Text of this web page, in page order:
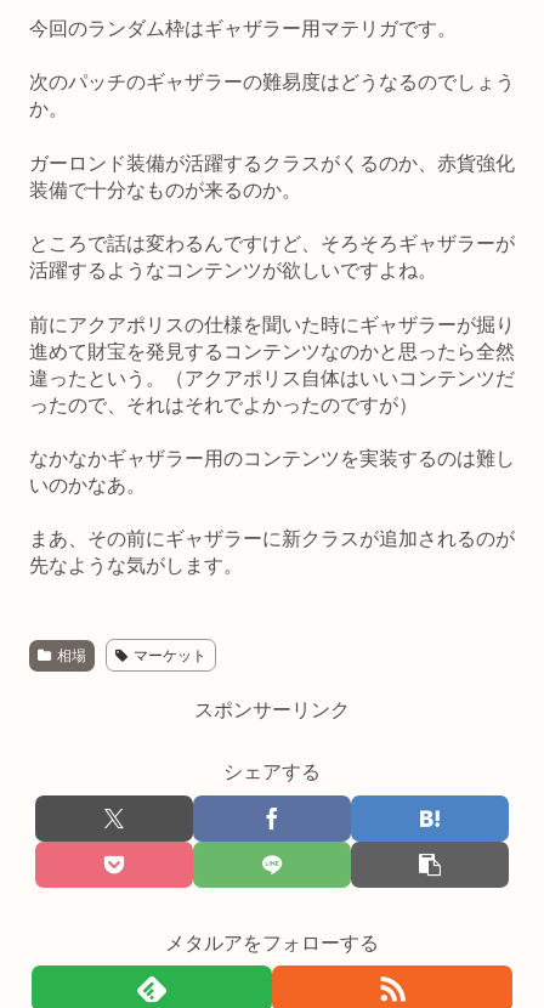
今回のランダム枠はギャザラー用マテリガです。
次のパッチのギャザラーの難易度はどうなるのでしょう
か。
ガーロンド装備が活躍するクラスがくるのか、赤貨強化
装備で十分なものが来るのか。
ところで話は変わるんですけど、そろそろギャザラーが
活躍するようなコンテンツが欲しいですよね。
前にアクアポリスの仕様を聞いた時にギャザラーが掘り
進めて財宝を発見するコンテンツなのかと思ったら全然
違ったという。（アクアポリス自体はいいコンテンツだ
ったので、それはそれでよかったのですが）
なかなかギャザラー用のコンテンツを実装するのは難し
いのかなあ。
まあ、その前にギャザラーに新クラスが追加されるのが
先なような気がします。
相場 マーケット
スポンサーリンク
シェアする
メタルアをフォローする